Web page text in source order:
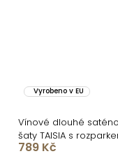
Vyrobeno v EU
Vínové dlouhé
šaty TAISIA s
789 Kč